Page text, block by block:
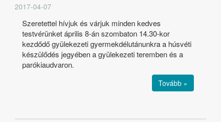
2017-04-07
Szeretettel hívjuk és várjuk minden kedves
testvérünket április 8-án szombaton 14.30-kor
kezdődő gyülekezeti gyermekdélutánunkra a húsvéti
készülődés jegyében a gyülekezeti teremben és a
parókiaudvaron.
Tovább »